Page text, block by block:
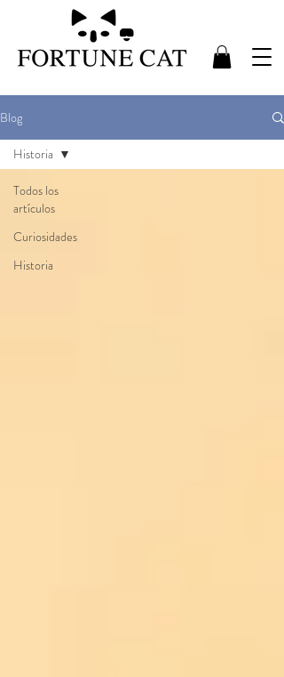
Blog
Todos los
artículos
Curiosidades
Historia
Historia